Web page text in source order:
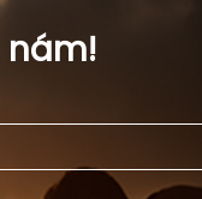
nám!